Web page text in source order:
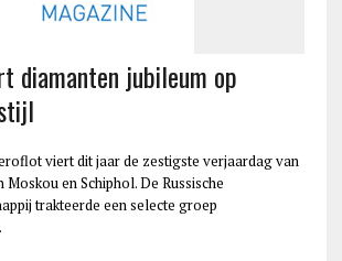
diamanten jubileum op
viert dit jaar de zestigste verjaardag van
Moskou en Schiphol. De Russische
trakteerde een selecte groep